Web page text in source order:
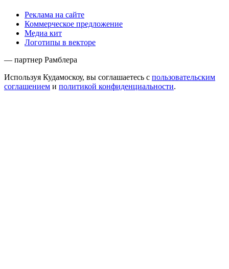
Реклама на сайте
Коммерческое предложение
Медиа кит
Логотипы в векторе
— партнер Рамблера
Используя Кудамоскоу, вы соглашаетесь с пользовательским
соглашением и политикой конфиденциальности.